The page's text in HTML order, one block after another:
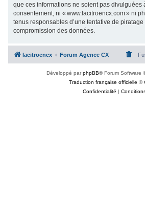
que ces informations ne soient pas divulguées
consentement, ni « www.lacitroencx.com » ni
tenus responsables d’une tentative de
compromission des données.
lacitroencx Forum Agence CX
Développé parphpBB® Forum Software
Traduction française officielle ©
Confidentialité |